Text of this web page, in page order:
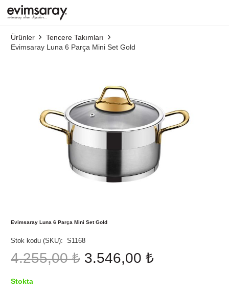
Ürünler
Tencere Takımları
Evimsaray Luna 6 Parça Mini Set Gold
Evimsaray Luna 6 Parça Mini Set Gold
Stok kodu (SKU): S1168
4.255,00₺ Orijinal
fiyat:
3.546,00 ₺Şu
Stokta